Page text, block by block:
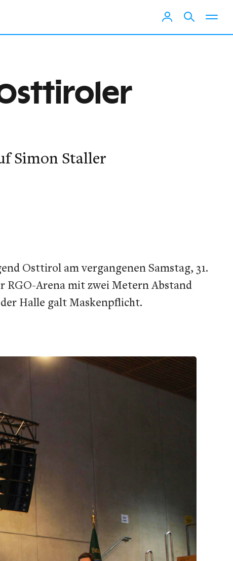
Simon Staller
Osttirol am vergangenen Samstag, 31.
RGO-Arena mit zwei Metern Abstand
Halle galt Maskenpflicht.